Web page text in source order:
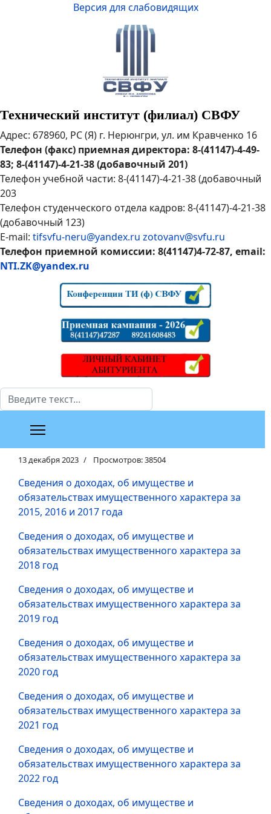
Версия для слабовидящих
Технический институт (филиал) СВФУ
Адрес: 678960, РС (Я) г. Нерюнгри, ул. им Кравченко 16
Телефон (факс) приемная директора: 8-(41147)-4-49-
83; 8-(41147)-4-21-38 (добавочный 201)
Телефон учебной части: 8-(41147)-4-21-38 (добавочный
203
Телефон студенческого отдела кадров: 8-(41147)-4-21-38
(добавочный 123)
E-mail: tifsvfu-neru@yandex.ru zotovanv@svfu.ru
Телефон приемной комиссии: 8(41147)4-72-87, email:
NTI.ZK@yandex.ru
Поиск
13 декабря 2023 Просмотров: 38504
Сведения о доходах, об имуществе и
обязательствах имущественного характера за
2015, 2016 и 2017 года
Сведения о доходах, об имуществе и
обязательствах имущественного характера за
2018 год
Сведения о доходах, об имуществе и
обязательствах имущественного характера за
2019 год
Сведения о доходах, об имуществе и
обязательствах имущественного характера за
2020 год
Сведения о доходах, об имуществе и
обязательствах имущественного характера за
2021 год
Сведения о доходах, об имуществе и
обязательствах имущественного характера за
2022 год
Сведения о доходах, об имуществе и